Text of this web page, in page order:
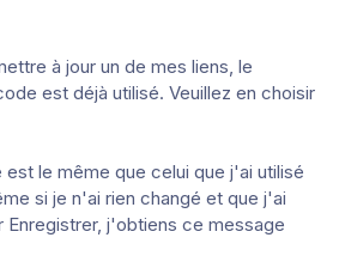
à jour un de mes liens, le
est déjà utilisé. Veuillez en choisir
le même que celui que j'ai utilisé
si je n'ai rien changé et que j'ai
Enregistrer, j'obtiens ce message